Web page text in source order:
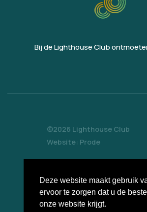
Deze website maakt gebruik
ervoor te zorgen dat u de
onze website krijgt.
Bij de Lighthouse Club
©2026 Lighthouse Club
Website: Prode
085 1051906
Stuur een mail